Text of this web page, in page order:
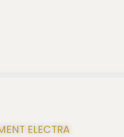
ELECTRA